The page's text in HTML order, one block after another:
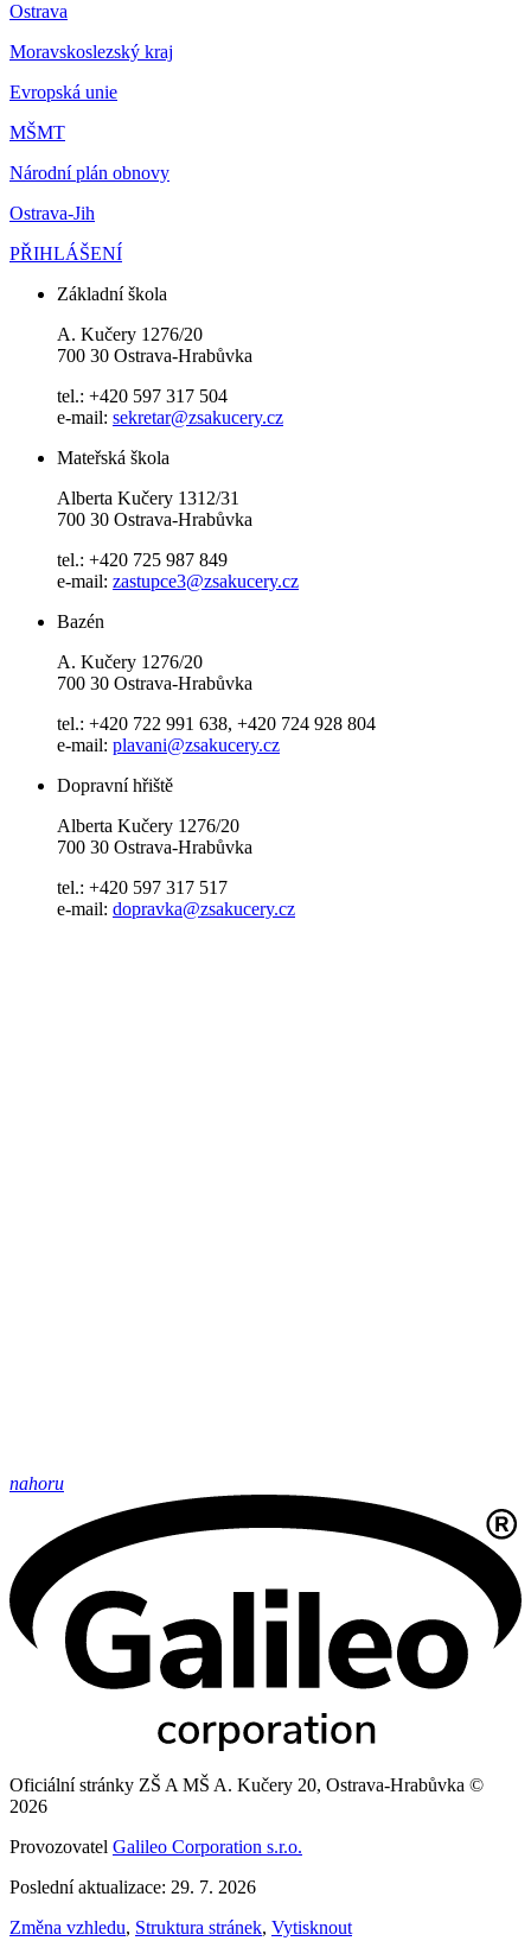
Ostrava
Moravskoslezský kraj
Evropská unie
MŠMT
Národní plán obnovy
Ostrava-Jih
PŘIHLÁŠENÍ
Základní škola
A. Kučery 1276/20
700 30 Ostrava-Hrabůvka
tel.: +420 597 317 504
e-mail: sekretar@zsakucery.cz
Mateřská škola
Alberta Kučery 1312/31
700 30 Ostrava-Hrabůvka
tel.: +420 725 987 849
e-mail: zastupce3@zsakucery.cz
Bazén
A. Kučery 1276/20
700 30 Ostrava-Hrabůvka
tel.: +420 722 991 638, +420 724 928 804
e-mail: plavani@zsakucery.cz
Dopravní hřiště
Alberta Kučery 1276/20
700 30 Ostrava-Hrabůvka
tel.: +420 597 317 517
e-mail: dopravka@zsakucery.cz
nahoru
Oficiální stránky ZŠ A MŠ A. Kučery 20, Ostrava-Hrabůvka ©
2026
Provozovatel Galileo Corporation s.r.o.
Poslední aktualizace: 29. 7. 2026
Změna vzhledu, Struktura stránek, Vytisknout